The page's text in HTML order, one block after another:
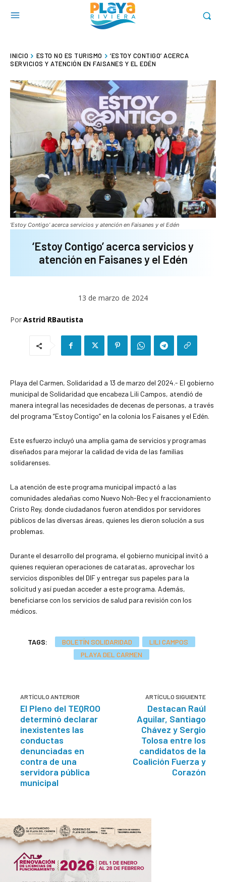
INICIO ESTO NO ES TURISMO
‘ESTOY CONTIGO’ ACERCA
SERVICIOS Y ATENCIÓN EN FAISANES Y EL EDÉN
‘Estoy Contigo’ acerca servicios y atención en Faisanes y el Edén
‘Estoy Contigo’ acerca servicios y
atención en Faisanes y el Edén
13 de marzo de 2024
PorAstrid RBautista
Playa del Carmen, Solidaridad a 13 de marzo del 2024.- El gobierno
municipal de Solidaridad que encabeza Lili Campos, atendió de
manera integral las necesidades de decenas de personas, a través
del programa “Estoy Contigo” en la colonia los Faisanes y el Edén.
Este esfuerzo incluyó una amplia gama de servicios y programas
diseñados para mejorar la calidad de vida de las familias
solidarenses.
La atención de este programa municipal impactó a las
comunidades aledañas como Nuevo Noh-Bec y el fraccionamiento
Cristo Rey, donde ciudadanos fueron atendidos por servidores
públicos de las diversas áreas, quienes les dieron solución a sus
problemas.
Durante el desarrollo del programa, el gobierno municipal invitó a
quienes requieran operaciones de cataratas, aprovechar los
servicios disponibles del DIF y entregar sus papeles para la
solicitud y así puedan acceder a este programa. Además,
beneficiarse con los servicios de salud para revisión con los
médicos.
TAGS: BOLETÍN SOLIDARIDAD
LILI CAMPOS
PLAYA DEL CARMEN
ARTÍCULO ANTERIOR
El Pleno del TEQROO
determinó declarar
inexistentes las
conductas
denunciadas en
contra de una
servidora pública
municipal
ARTÍCULO SIGUIENTE
Destacan Raúl
Aguilar, Santiago
Chávez y Sergio
Tolosa entre los
candidatos de la
Coalición Fuerza y
Corazón